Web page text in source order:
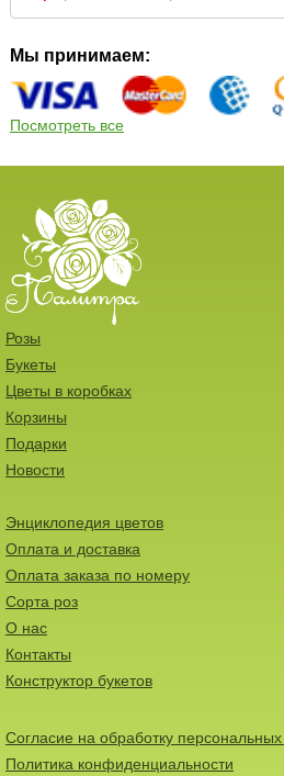
Мы принимаем:
Посмотреть все
Розы
Букеты
Цветы в коробках
Корзины
Подарки
Новости
Энциклопедия цветов
Оплата и доставка
Оплата заказа по номеру
Сорта роз
О нас
Контакты
Конструктор букетов
Согласие на обработку
Политика конфиденциальности